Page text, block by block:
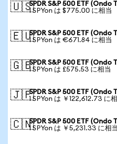
🇺🇸SPDR S&P 500 ETF (Ondo
1 SPYon は $775.00 に相当
🇪🇺SPDR S&P 500 ETF (Ondo
1 SPYon は €671.84 に相当
🇬🇧SPDR S&P 500 ETF (Ondo
1 SPYon は £575.53 に相当
🇯🇵SPDR S&P 500 ETF (Ondo
1 SPYon は ￥122,612.73 に
🇨🇳SPDR S&P 500 ETF (Ondo
1 SPYon は ￥5,231.33 に相当